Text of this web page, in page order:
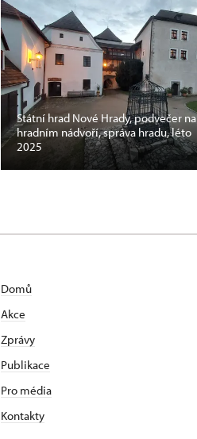
Státní hrad Nové Hrady, podvečer na
hradním nádvoří, správa hradu, léto
2025
Domů
Akce
Zprávy
Publikace
Pro média
Kontakty